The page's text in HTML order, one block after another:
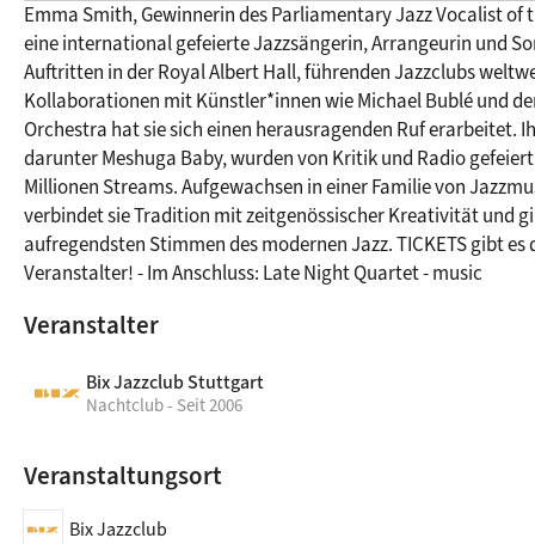
Veranstalter
Bix Jazzclub Stuttgart
Nachtclub - Seit 2006
Veranstaltungsort
Bix Jazzclub
Emma Smith, Gewinnerin des Parliamentary Jazz Vocalist of
eine international gefeierte Jazzsängerin, Arrangeurin und
Auftritten in der Royal Albert Hall, führenden Jazzclubs
Kollaborationen mit Künstler*innen wie Michael Bublé und
Orchestra hat sie sich einen herausragenden Ruf erarbeitet.
darunter Meshuga Baby, wurden von Kritik und Radio
Millionen Streams. Aufgewachsen in einer Familie von
verbindet sie Tradition mit zeitgenössischer Kreativität und
aufregendsten Stimmen des modernen Jazz. TICKETS gibt
Veranstalter! - Im Anschluss: Late Night Quartet - music